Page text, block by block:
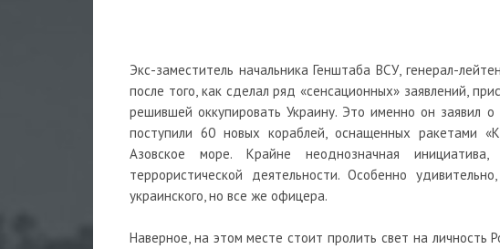
Экс-заместитель начальника Генштаба ВСУ, генерал-
после того, как сделал ряд «сенсационных» заявлений,
решившей оккупировать Украину. Это именно он заявил
поступили 60 новых кораблей, оснащенных ракетами
Азовское море. Крайне неоднозначная
террористической деятельности. Особенно
украинского, но все же офицера.
Наверное, на этом месте стоит пролить свет на личность